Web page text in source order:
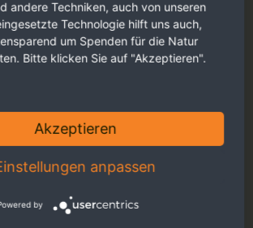
andere Techniken, auch von unseren
Technologie hilft uns auch,
um Spenden für die Natur
Bitte klicken Sie auf "Akzeptieren".
Akzeptieren
anpassen
by